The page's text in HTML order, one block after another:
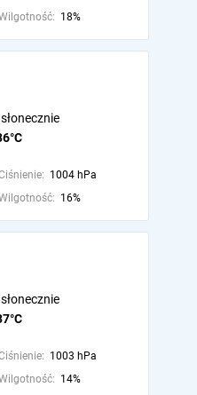
18%
1004 hPa
16%
1003 hPa
14%